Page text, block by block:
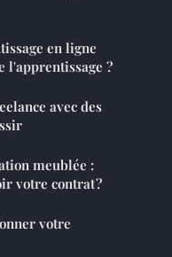
en ligne
l'apprentissage ?
avec des
meublée :
votre contrat ?
votre